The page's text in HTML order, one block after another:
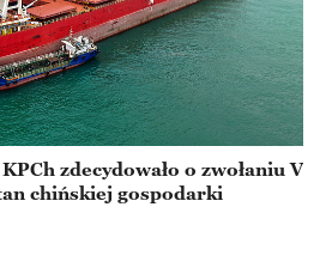
zdecydowało o zwołaniu V
chińskiej gospodarki